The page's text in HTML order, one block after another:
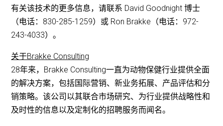
有关该技术的更多信息，请联系 David Goodnight 博士
（电话：830-285-1259）或 Ron Brakke（电话：972-
243-4033）。
关于Brakke Consulting
28年来，Brakke Consulting一直为动物保健行业提供全面
的解决方案，包括国际营销、新业务拓展、产品评估和分
销策略。该公司以其联合市场研究、为行业提供战略性和
及时性的信息以及定制化的招聘服务而闻名。